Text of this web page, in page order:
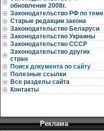
обновление 2008г.
Законодательство РФ по теме
Старые редакции закона
Законодательство Беларуси
Законодательство Украины
Законодательство СССР
Законодательство других
стран
Поиск документа по сайту
Полезные ссылки
Все разделы сайта
Контакты
Реклама